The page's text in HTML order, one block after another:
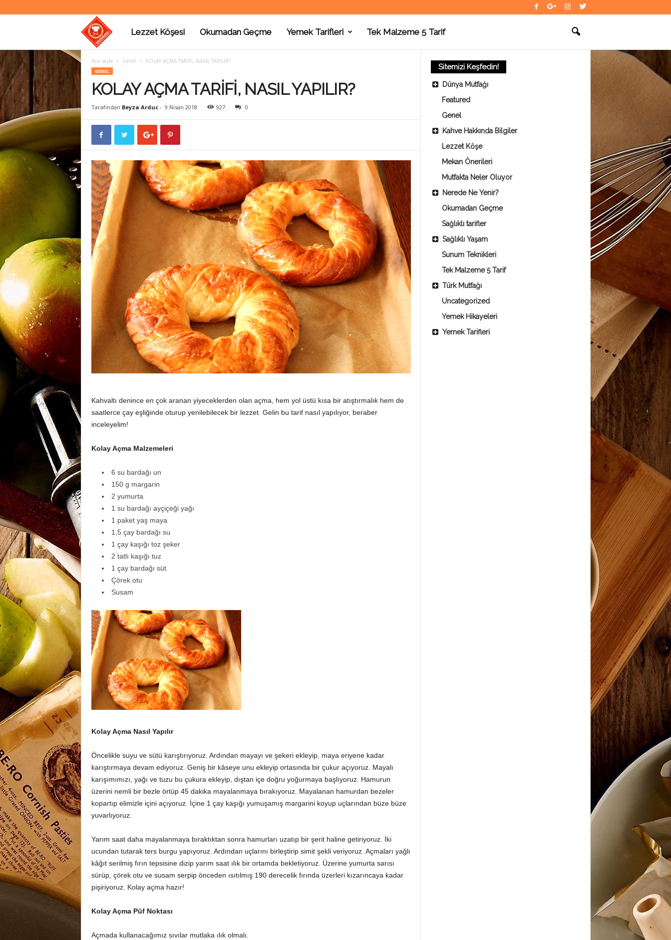
t
o
n
Lezzet Köşesi Okumadan Geçme Yemek Tarifleri Tek Malzeme 5 Tarif
Ana sayfa Genel KOLAY AÇMA TARİFİ, NASIL YAPILIR?
GENEL
KOLAY AÇMA TARİFİ, NASIL YAPILIR?
Tarafından Beyza Arduc- 9 Nisan 2018 927 0
Kahvaltı denince en çok aranan yiyeceklerden olan açma, hem yol üstü kısa bir atıştırmalık hem de
saatlerce çay eşliğinde oturup yenilebilecek bir lezzet. Gelin bu tarif nasıl yapılıyor, beraber
inceleyelim!
Kolay Açma Malzemeleri
6 su bardağı un
150 g margarin
2 yumurta
1 su bardağı ayçiçeği yağı
1 paket yaş maya
1,5 çay bardağı su
1 çay kaşığı toz şeker
2 tatlı kaşığı tuz
1 çay bardağı süt
Çörek otu
Susam
Kolay Açma Nasıl Yapılır
Öncelikle suyu ve sütü karıştırıyoruz. Ardından mayayı ve şekeri ekleyip, maya eriyene kadar
karıştırmaya devam ediyoruz. Geniş bir kâseye unu ekleyip ortasında bir çukur açıyoruz. Mayalı
karışımımızı, yağı ve tuzu bu çukura ekleyip, dıştan içe doğru yoğurmaya başlıyoruz. Hamurun
üzerini nemli bir bezle örtüp 45 dakika mayalanmaya bırakıyoruz. Mayalanan hamurdan bezeler
kopartıp elimizle içini açıyoruz. İçine 1 çay kaşığı yumuşamış margarini koyup uçlarından büze büze
yuvarlıyoruz.
Yarım saat daha mayalanmaya bıraktıktan sonra hamurları uzatıp bir şerit haline getiriyoruz. İki
ucundan tutarak ters burgu yapıyoruz. Ardından uçlarını birleştirip simit şekli veriyoruz. Açmaları yağlı
kâğıt serilmiş fırın tepsisine dizip yarım saat ılık bir ortamda bekletiyoruz. Üzerine yumurta sarısı
sürüp, çörek otu ve susam serpip önceden ısıtılmış 190 derecelik fırında üzerleri kızarıncaya kadar
pişiriyoruz. Kolay açma hazır!
Kolay Açma Püf Noktası
Açmada kullanacağımız sıvılar mutlaka ılık olmalı.
Sitemizi Keşfedin!
Dünya Mutfağı
Featured
Genel
Kahve Hakkında Bilgiler
Lezzet Köşe
Mekan Önerileri
Mutfakta Neler Oluyor
Nerede Ne Yenir?
Okumadan Geçme
Sağlıklı tarifler
Sağlıklı Yaşam
Sunum Teknikleri
Tek Malzeme 5 Tarif
Türk Mutfağı
Uncategorized
Yemek Hikayeleri
Yemek Tarifleri